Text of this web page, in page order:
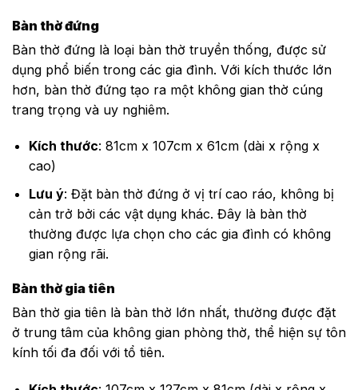
Bàn thờ đứng
Bàn thờ đứng là loại bàn thờ truyền thống, được sử
dụng phổ biến trong các gia đình. Với kích thước lớn
hơn, bàn thờ đứng tạo ra một không gian thờ cúng
trang trọng và uy nghiêm.
Kích thước: 81cm x 107cm x 61cm (dài x rộng x
cao)
Lưu ý: Đặt bàn thờ đứng ở vị trí cao ráo, không bị
cản trở bởi các vật dụng khác. Đây là bàn thờ
thường được lựa chọn cho các gia đình có không
gian rộng rãi.
Bàn thờ gia tiên
Bàn thờ gia tiên là bàn thờ lớn nhất, thường được đặt
ở trung tâm của không gian phòng thờ, thể hiện sự tôn
kính tối đa đối với tổ tiên.